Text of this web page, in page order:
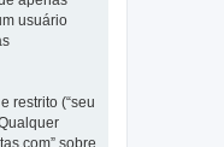
usuário
restrito (“seu
sobre